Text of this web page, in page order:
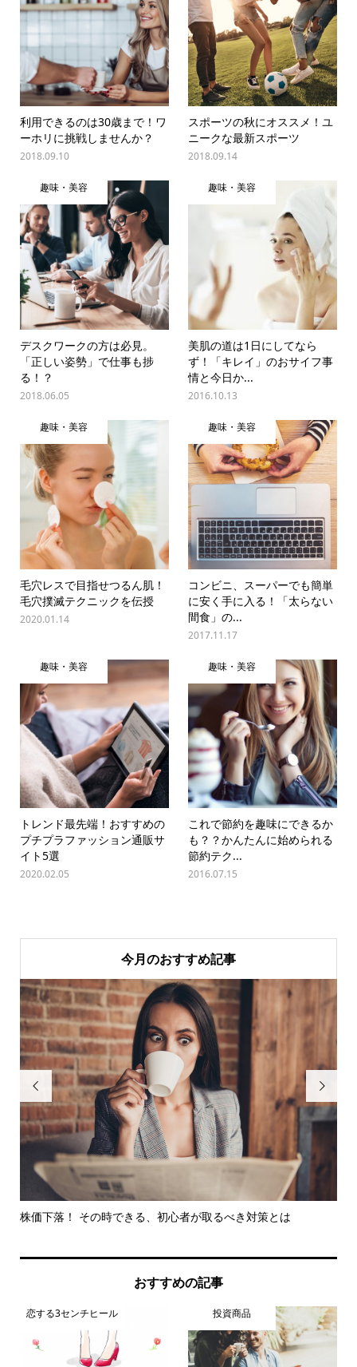
利用できるのは30歳まで！ワ
ーホリに挑戦しませんか？
2018.09.10
スポーツの秋にオススメ！ユ
ニークな最新スポーツ
2018.09.14
趣味・美容
デスクワークの方は必見。
「正しい姿勢」で仕事も捗
る！？
2018.06.05
趣味・美容
美肌の道は1日にしてなら
ず！「キレイ」のおサイフ事
情と今日か...
2016.10.13
趣味・美容
毛穴レスで目指せつるん肌！
毛穴撲滅テクニックを伝授
2020.01.14
趣味・美容
コンビニ、スーパーでも簡単
に安く手に入る！「太らない
間食」の...
2017.11.17
趣味・美容
トレンド最先端！おすすめの
プチプラファッション通販サ
イト5選
2020.02.05
趣味・美容
これで節約を趣味にできるか
も？？かんたんに始められる
節約テク...
2016.07.15
今月のおすすめ記事

株価下落！ その時できる、初心者が取るべき対策とは

おすすめの記事
恋する3センチヒール 投資商品